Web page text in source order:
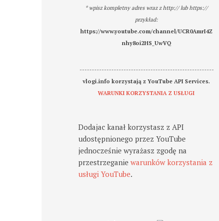
* wpisz kompletny adres wraz z http:// lub https://
przykład:
https://www.youtube.com/channel/UCR0AmrI4Z
nhy8oi2HS_UwVQ
-------------------------------------------------------
vlogi.info korzystają z YouTube API Services.
WARUNKI KORZYSTANIA Z USŁUGI
Dodajac kanał korzystasz z API
udostępnionego przez YouTube
jednocześnie wyrażasz zgodę na
przestrzeganiewarunków korzystania z
usługi YouTube.